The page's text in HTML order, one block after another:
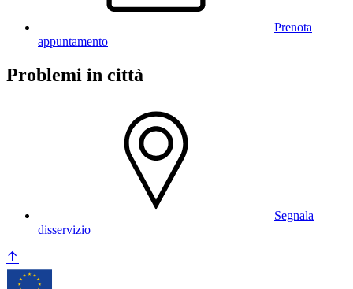
Prenota
appuntamento
Problemi in città
Segnala
disservizio